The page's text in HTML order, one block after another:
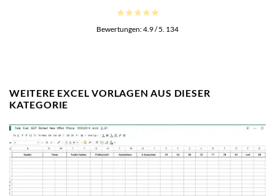
Bewertungen:4.9/ 5. 134
WEITERE EXCEL VORLAGEN AUS DIESER
KATEGORIE